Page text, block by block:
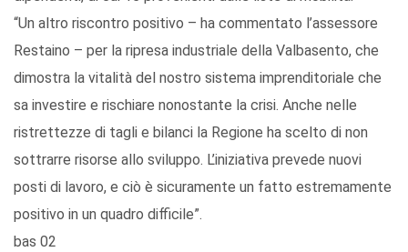
“Un altro riscontro positivo – ha commentato l’assessore
Restaino – per la ripresa industriale della Valbasento, che
dimostra la vitalità del nostro sistema imprenditoriale che
sa investire e rischiare nonostante la crisi. Anche nelle
ristrettezze di tagli e bilanci la Regione ha scelto di non
sottrarre risorse allo sviluppo. L’iniziativa prevede nuovi
posti di lavoro, e ciò è sicuramente un fatto estremamente
positivo in un quadro difficile”.
bas 02